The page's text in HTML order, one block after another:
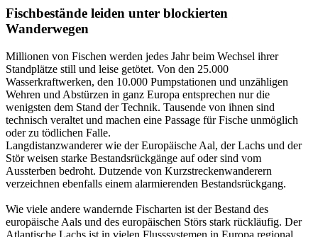
Fischbestände leiden unter blockierten
Wanderwegen
Millionen von Fischen werden jedes Jahr beim Wechsel ihrer
Standplätze still und leise getötet. Von den 25.000
Wasserkraftwerken, den 10.000 Pumpstationen und unzähligen
Wehren und Abstürzen in ganz Europa entsprechen nur die
wenigsten dem Stand der Technik. Tausende von ihnen sind
technisch veraltet und machen eine Passage für Fische unmöglich
oder zu tödlichen Falle.
Langdistanzwanderer wie der Europäische Aal, der Lachs und der
Stör weisen starke Bestandsrückgänge auf oder sind vom
Aussterben bedroht. Dutzende von Kurzstreckenwanderern
verzeichnen ebenfalls einem alarmierenden Bestandsrückgang.
Wie viele andere wandernde Fischarten ist der Bestand des
europäische Aals und des europäischen Störs stark rückläufig. Der
Atlantische Lachs ist in vielen Flusssystemen in Europa regional